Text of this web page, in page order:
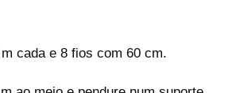
cada e 8 fios com 60 cm.